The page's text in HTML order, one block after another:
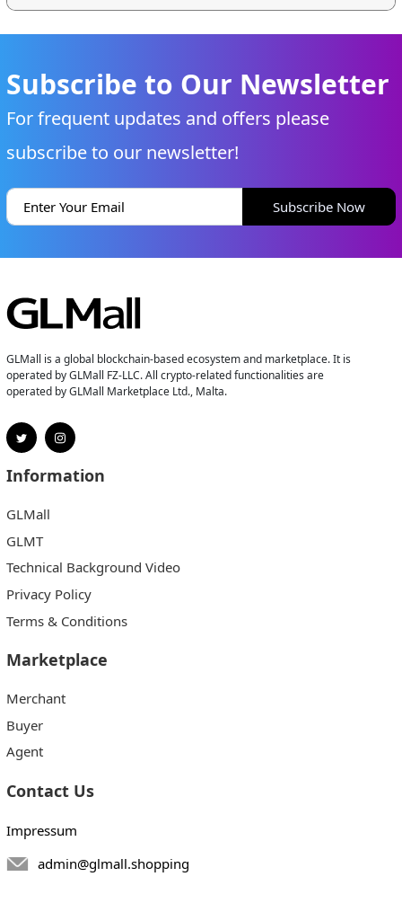
Subscribe to Our Newsletter
For frequent updates and offers please
subscribe to our newsletter!
Subscribe Now
GLMall is a global blockchain-based ecosystem and marketplace. It is
operated by GLMall FZ-LLC. All crypto-related functionalities are
operated by GLMall Marketplace Ltd., Malta.
Information
GLMall
GLMT
Technical Background Video
Privacy Policy
Terms & Conditions
Marketplace
Merchant
Buyer
Agent
Contact Us
Impressum
admin@glmall.shopping